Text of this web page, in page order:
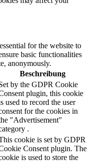
for the website to
basic functionalities
anonymously.
Beschreibung
by the GDPR Cookie
plugin, this cookie
used to record the user
for the cookies in
"Advertisement"
.
cookie is set by GDPR
Consent plugin. The
is used to store the